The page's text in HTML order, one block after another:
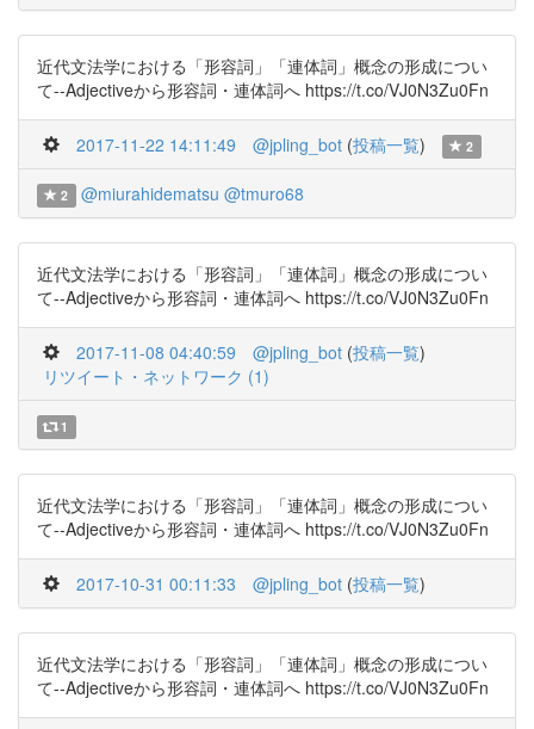
近代文法学における「形容詞」「連体詞」概念の形成につい
て--Adjectiveから形容詞・連体詞へ https://t.co/VJ0N3Zu0Fn
2017-11-22 14:11:49 @jpling_bot (投稿一覧) 2
2 @miurahidematsu @tmuro68
近代文法学における「形容詞」「連体詞」概念の形成につい
て--Adjectiveから形容詞・連体詞へ https://t.co/VJ0N3Zu0Fn
2017-11-08 04:40:59 @jpling_bot (投稿一覧)
リツイート・ネットワーク (1)
1
近代文法学における「形容詞」「連体詞」概念の形成につい
て--Adjectiveから形容詞・連体詞へ https://t.co/VJ0N3Zu0Fn
2017-10-31 00:11:33 @jpling_bot (投稿一覧)
近代文法学における「形容詞」「連体詞」概念の形成につい
て--Adjectiveから形容詞・連体詞へ https://t.co/VJ0N3Zu0Fn